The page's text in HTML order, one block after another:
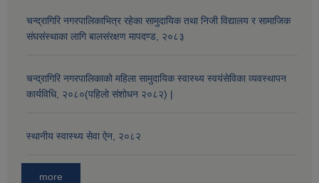
चन्द्रागिरि नगरपालिकाभित्र रहेका सामुदायिक तथा निजी विद्यालय र सामाजिक
संघसंस्थाका लागि बालसंरक्षण मापदण्ड, २०८३
चन्द्रागिरि नगरपालिकाको महिला सामुदायिक स्वास्थ्य स्वयंसेविका व्यवस्थापन
कार्यविधि, २०८०(पहिलो संशोधन २०८२) |
स्थानीय स्वास्थ्य सेवा ऐन, २०८२
more